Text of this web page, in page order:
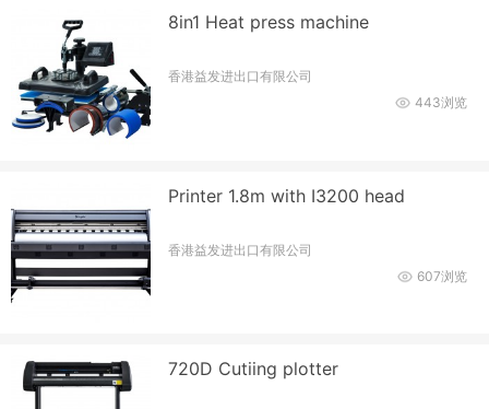
8in1 Heat press machine
香港益发进出口有限公司
443浏览
Printer 1.8m with I3200 head
香港益发进出口有限公司
607浏览
720D Cutiing plotter